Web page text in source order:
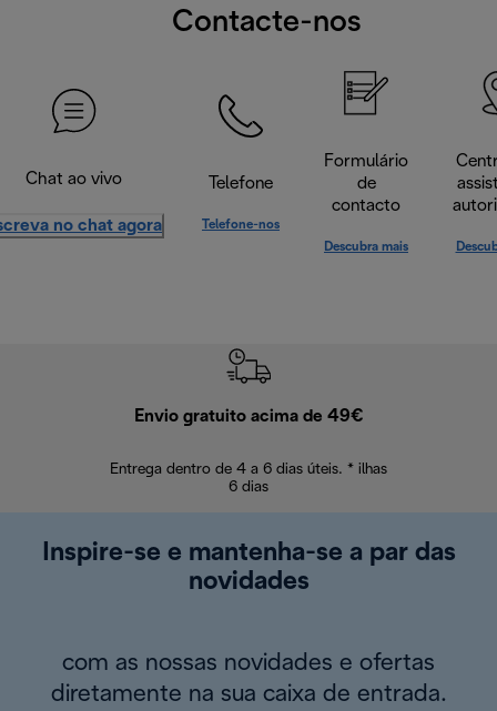
Contacte-nos
Chat ao vivo
no chat agora
Telefone
Telefone-nos
Formulário
de
contacto
Descubra mais
Envio gratuito acima de 49€
Entrega dentro de 4 a 6 dias úteis. * ilhas
6 dias
Inspire-se e mantenha-se a par das
novidades
com as nossas novidades e ofertas
diretamente na sua caixa de entrada.